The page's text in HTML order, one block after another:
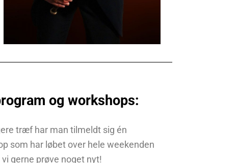
og workshops:
træf har man tilmeldt sig én
som har løbet over hele weekenden
vi gerne prøve noget nyt!